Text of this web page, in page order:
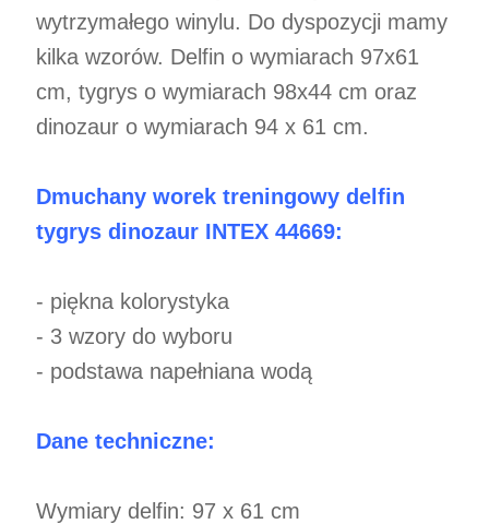
wytrzymałego winylu. Do dyspozycji mamy
kilka wzorów. Delfin o wymiarach 97x61
cm, tygrys o wymiarach 98x44 cm oraz
dinozaur o wymiarach 94 x 61 cm.
Dmuchany worek treningowy delfin
tygrys dinozaur INTEX 44669:
- piękna kolorystyka
- 3 wzory do wyboru
- podstawa napełniana wodą
Dane techniczne:
Wymiary delfin: 97 x 61 cm